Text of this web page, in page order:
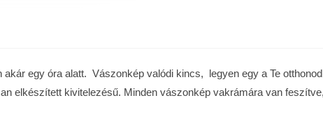
egy óra alatt. Vászonkép valódi kincs, legyen egy a Te
elkészített kivitelezésű. Minden vászonkép vakrámára van